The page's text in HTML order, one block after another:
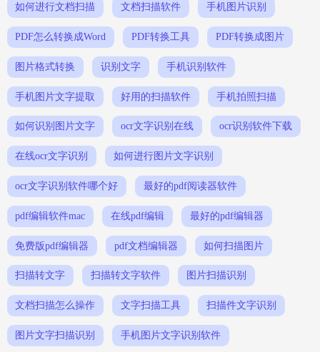
如何进行文档扫描 文档扫描软件 手机图片识别
PDF怎么转换成Word PDF转换工具 PDF转换成图片
图片格式转换 识别文字 手机识别软件
手机图片文字提取 好用的扫描软件 手机拍照扫描
如何识别图片文字 ocr文字识别在线 ocr识别软件下载
在线ocr文字识别 如何进行图片文字识别
ocr文字识别软件哪个好 最好的pdf阅读器软件
pdf编辑软件mac 在线pdf编辑 最好的pdf编辑器
免费版pdf编辑器 pdf文档编辑器 如何扫描图片
扫描转文字 扫描转文字软件 图片扫描识别
文档扫描怎么操作 文字扫描工具 扫描件文字识别
图片文字扫描识别 手机图片文字识别软件